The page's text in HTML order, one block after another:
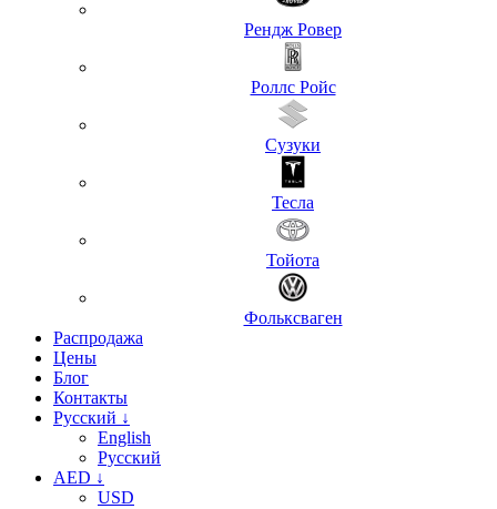
Рендж Ровер
Роллс Ройс
Сузуки
Тесла
Тойота
Фольксваген
Распродажа
Цены
Блог
Контакты
Русский ↓
English
Русский
AED ↓
USD